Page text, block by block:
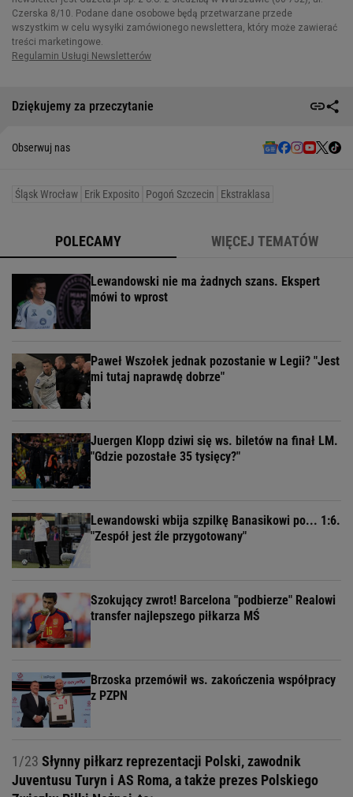
Dziękujemy za przeczytanie
Obserwuj nas
Śląsk Wrocław Erik Exposito Pogoń Szczecin Ekstraklasa
POLECAMY WIĘCEJ TEMATÓW
Lewandowski nie ma żadnych szans. Ekspert
mówi to wprost
Paweł Wszołek jednak pozostanie w Legii? "Jest
mi tutaj naprawdę dobrze"
Juergen Klopp dziwi się ws. biletów na finał LM.
"Gdzie pozostałe 35 tysięcy?"
Lewandowski wbija szpilkę Banasikowi po... 1:6.
"Zespół jest źle przygotowany"
Szokujący zwrot! Barcelona "podbierze" Realowi
transfer najlepszego piłkarza MŚ
Brzoska przemówił ws. zakończenia współpracy
z PZPN
1/23 Słynny piłkarz reprezentacji Polski, zawodnik
Juventusu Turyn i AS Roma, a także prezes Polskiego